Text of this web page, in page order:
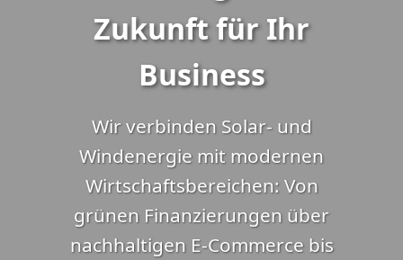
Zukunft für Ihr
Business
Wir verbinden Solar- und
Windenergie mit modernen
Wirtschaftsbereichen: Von
grünen Finanzierungen über
nachhaltigen E-Commerce bis